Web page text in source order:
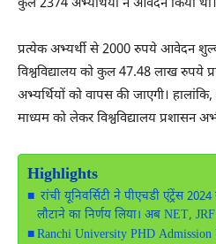
कुल 2374 अभ्यर्थियों ने आवेदन किया था।
प्रत्येक अभ्यर्थी से 2000 रुपये आवेदन
विश्वविद्यालय को कुल 47.48 लाख रुपये
अभ्यर्थियों को वापस की जाएगी। हालांकि,
माध्यम को लेकर विश्वविद्यालय प्रशासन
Highlights
रांची यूनिवर्सिटी ने पीएचडी एंट्रेंस
लौटाने का निर्णय लिया। अब NET,
Ranchi University PHD Admission